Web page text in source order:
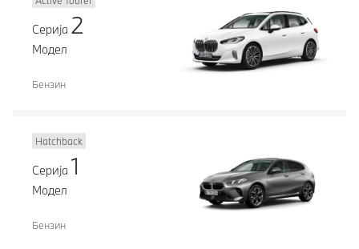
Серија 2
Модел
Бензин
Hatchback
Серија 1
Модел
Бензин